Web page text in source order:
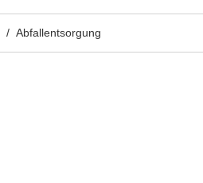
/ Abfallentsorgung